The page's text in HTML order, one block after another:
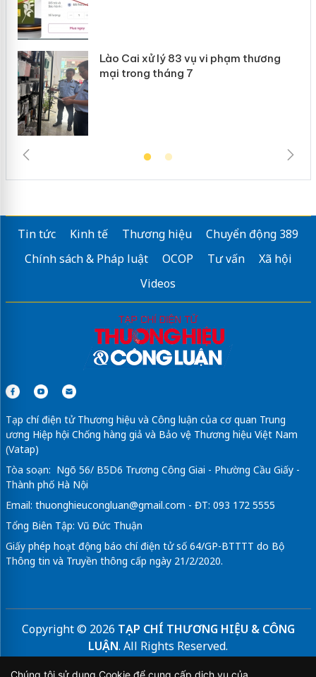
Lào Cai xử lý 83 vụ vi phạm thương
mại trong tháng 7
Tin tức Kinh tế Thương hiệu
Chuyển động 389
Chính sách & Pháp luật
OCOP Tư vấn
Xã hội
Videos
Tạp chí điện tử Thương hiệu và Công luận của cơ quan Trung
ương Hiệp hội Chống hàng giả và Bảo vệ Thương hiệu Việt Nam
(Vatap)
Tòa soạn: Ngõ 56/ B5D6 Trương Công Giai - Phường Cầu Giấy -
Thành phố Hà Nội
Email: thuonghieucongluan@gmail.com - ĐT: 093 172 5555
Tổng Biên Tập: Vũ Đức Thuận
Giấy phép hoạt động báo chí điện tử số 64/GP-BTTTT do Bộ
Thông tin và Truyền thông cấp ngày 21/2/2020.
Copyright © 2026 TẠP CHÍ THƯƠNG HIỆU & CÔNG
LUẬN. All Rights Reserved.
Bản quyền thuộc Tạp chí Thương hiệu và Công luận. Cấm
Chúng tôi sử dụng Cookie để cung cấp dịch vụ của